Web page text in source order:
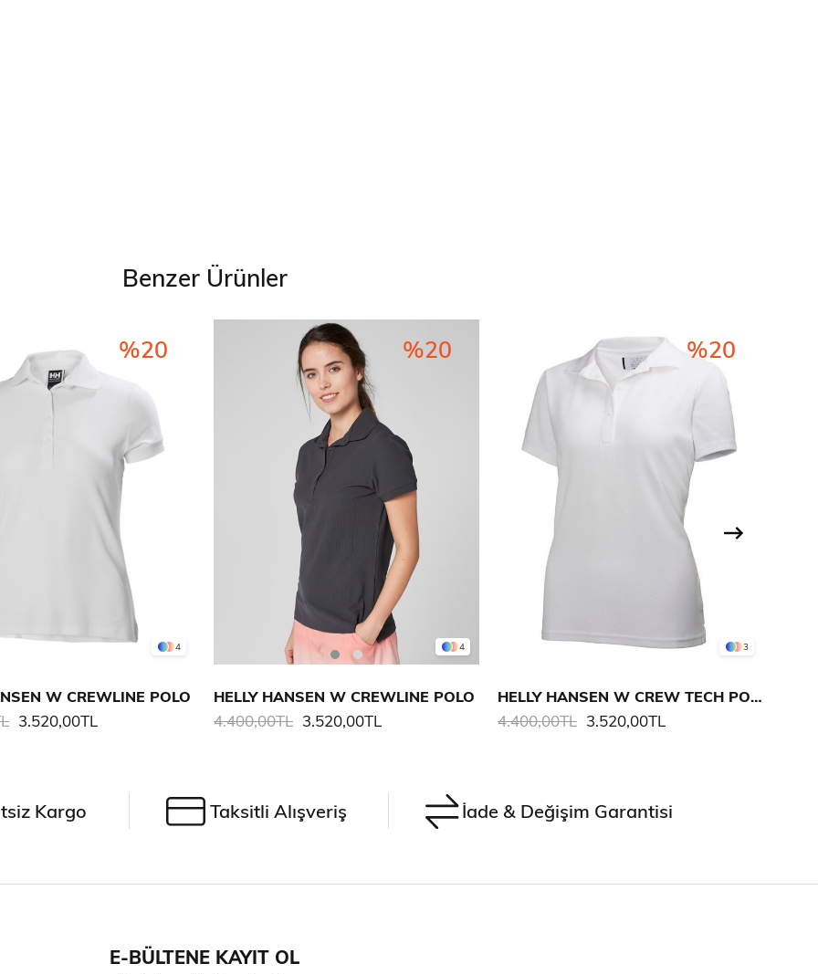
Benzer Ürünler
4
W CREWLINE POLO
3.520,00TL
%20
4
HELLY HANSEN W CREWLINE POLO
3.520,00TL
4.400,00TL
%20
3
HELLY HANSEN W CREW TECH POLO
3.520,00TL
4.400,00TL
%20
Kargo Taksitli Alışveriş İade & Değişim Garantisi
E-BÜLTENE KAYIT OL